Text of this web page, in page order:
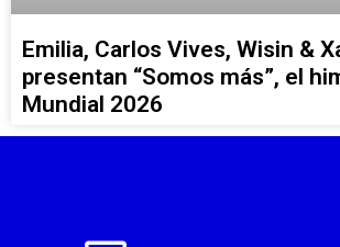
Emilia, Carlos Vives, Wisin &
presentan “Somos más”, el
Mundial 2026